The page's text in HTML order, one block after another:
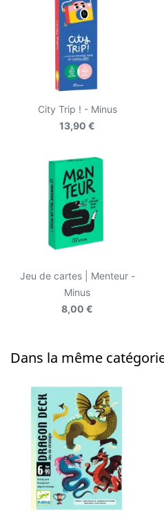
City Trip ! - Minus
13,90 €
Jeu de cartes | Menteur -
Minus
8,00 €
Dans la même